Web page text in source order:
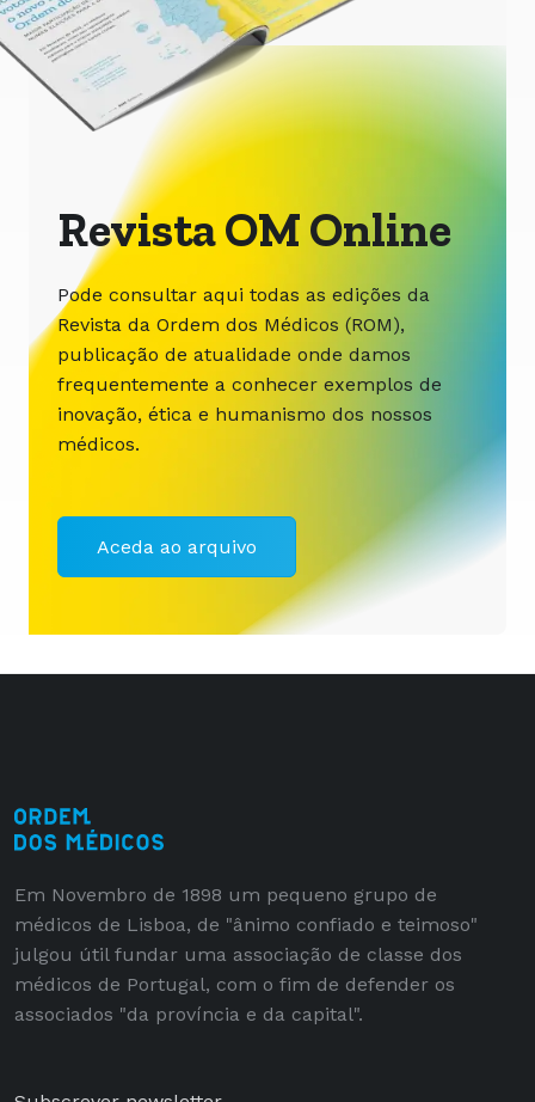
Revista OM Online
Pode consultar aqui todas as edições da
Revista da Ordem dos Médicos (ROM),
publicação de atualidade onde damos
frequentemente a conhecer exemplos de
inovação, ética e humanismo dos nossos
médicos.
Aceda ao arquivo
Em Novembro de 1898 um pequeno grupo de
médicos de Lisboa, de "ânimo confiado e teimoso"
julgou útil fundar uma associação de classe dos
médicos de Portugal, com o fim de defender os
associados "da província e da capital".